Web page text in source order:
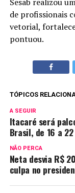
Sesab realizou
de profissionais
vetorial,
pontuou.
TÓPICOS
A SEGUIR
Itacaré será
Brasil, de 16 a
NÃO PERCA
Neta desvia R$
culpa no